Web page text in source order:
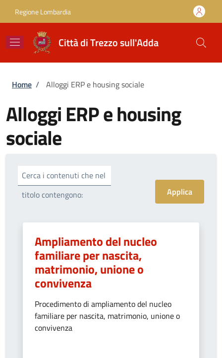
Regione Lombardia
Città di Trezzo sull'Adda
Briciole di pane
Home / Alloggi ERP e housing sociale
Alloggi ERP e housing
sociale
Cerca i contenuti che nel
titolo contengono:
Ampliamento del nucleo
familiare per nascita,
matrimonio, unione o
convivenza
Procedimento di ampliamento del nucleo
familiare per nascita, matrimonio, unione o
convivenza